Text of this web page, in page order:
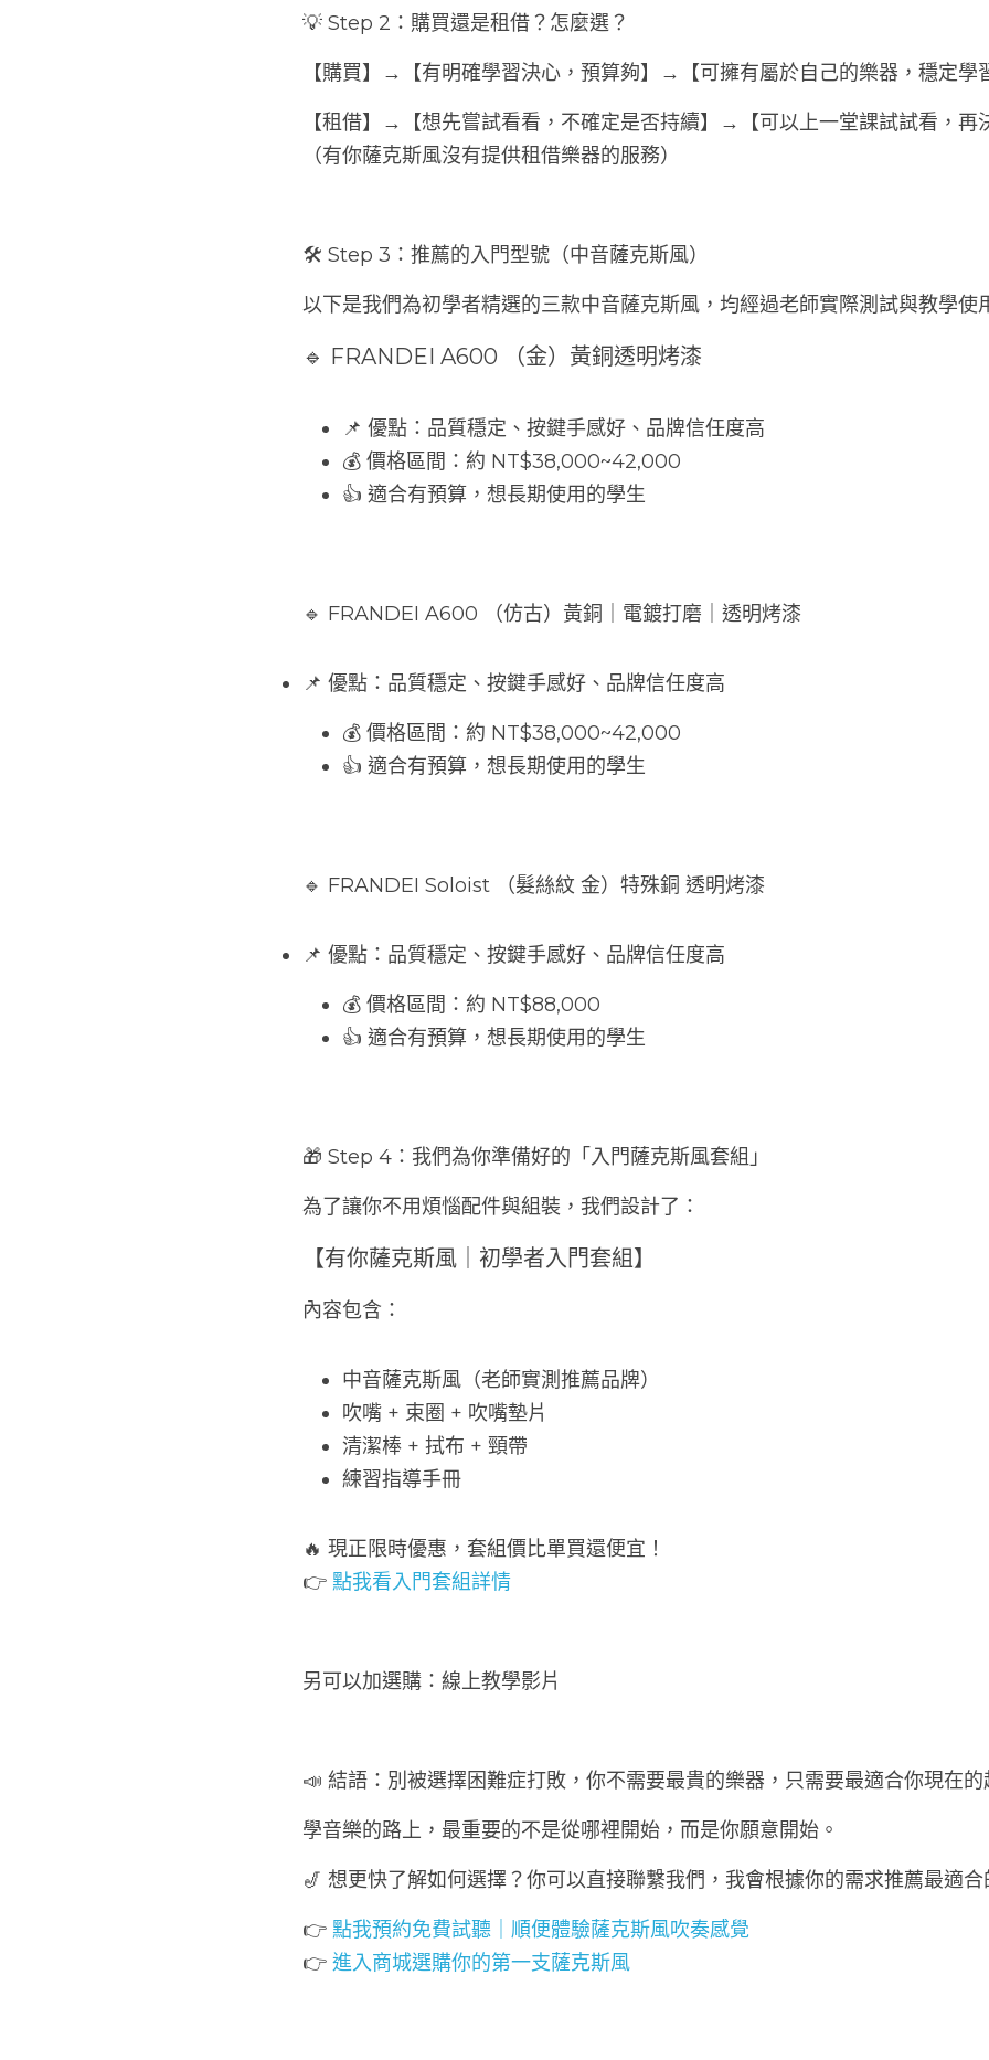
💡 Step 2：購買還是租借？怎麼選？
【購買】→【有明確學習決心，預算夠】→【可擁有屬於自己的樂器，穩定學
【租借】→【想先嘗試看看，不確定是否持續】→【可以上一堂課試試看，再
（有你薩克斯風沒有提供租借樂器的服務）
🛠 Step 3：推薦的入門型號（中音薩克斯風）
以下是我們為初學者精選的三款中音薩克斯風，均經過老師實際測試與教學使
🔹 FRANDEI A600 （金）黃銅透明烤漆
📌 優點：品質穩定、按鍵手感好、品牌信任度高
💰 價格區間：約 NT$38,000~42,000
👍 適合有預算，想長期使用的學生
🔹 FRANDEI A600 （仿古）黃銅｜電鍍打磨｜透明烤漆
📌 優點：品質穩定、按鍵手感好、品牌信任度高
💰 價格區間：約 NT$38,000~42,000
👍 適合有預算，想長期使用的學生
🔹 FRANDEI Soloist （髮絲紋 金）特殊銅 透明烤漆
📌 優點：品質穩定、按鍵手感好、品牌信任度高
💰 價格區間：約 NT$88,000
👍 適合有預算，想長期使用的學生
🎁 Step 4：我們為你準備好的「入門薩克斯風套組」
為了讓你不用煩惱配件與組裝，我們設計了：
【有你薩克斯風｜初學者入門套組】
內容包含：
中音薩克斯風（老師實測推薦品牌）
吹嘴 + 束圈 + 吹嘴墊片
清潔棒 + 拭布 + 頸帶
練習指導手冊
🔥 現正限時優惠，套組價比單買還便宜！
👉 點我看入門套組詳情
另可以加選購：線上教學影片
📣 結語：別被選擇困難症打敗，你不需要最貴的樂器，只需要最適合你現在的
學音樂的路上，最重要的不是從哪裡開始，而是你願意開始。
🎷 想更快了解如何選擇？你可以直接聯繫我們，我會根據你的需求推薦最適
👉 點我預約免費試聽｜順便體驗薩克斯風吹奏感覺
👉 進入商城選購你的第一支薩克斯風